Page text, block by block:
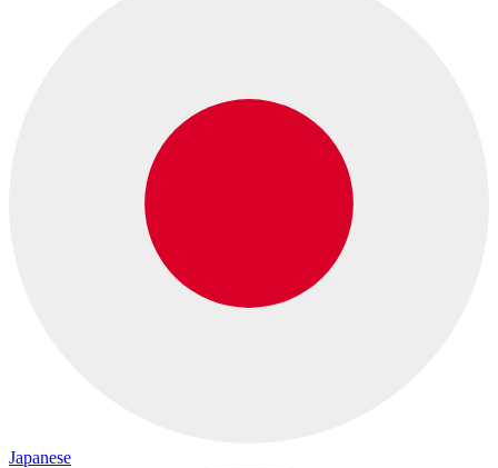
Japanese